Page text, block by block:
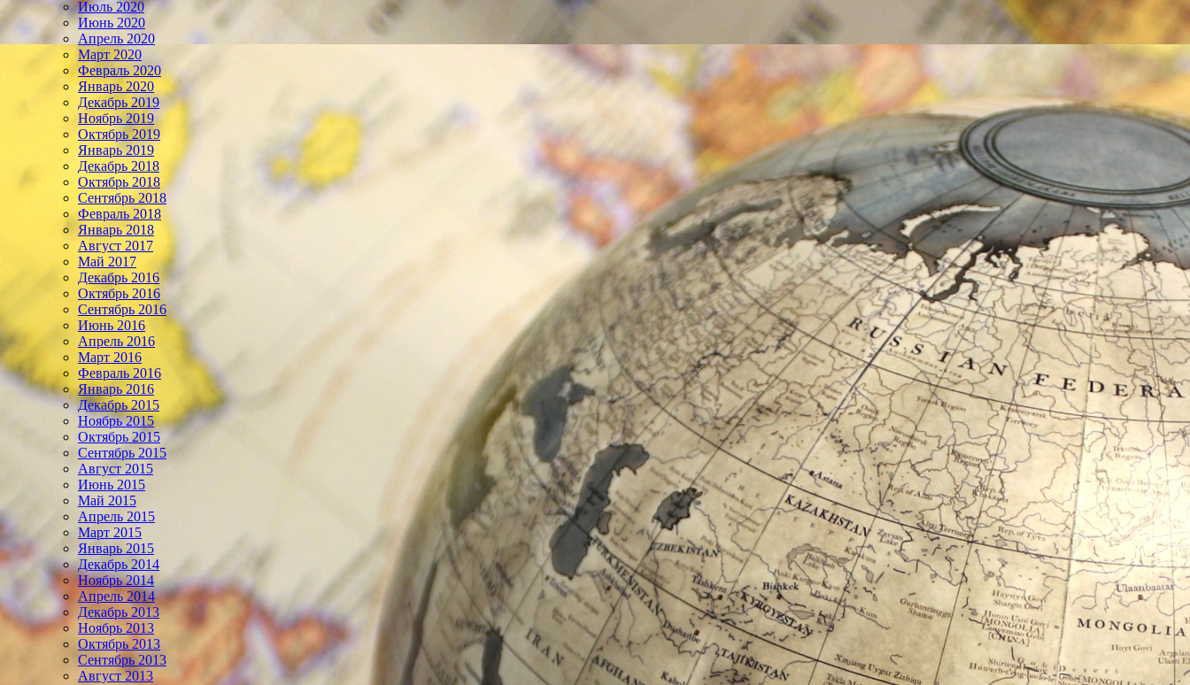
Июль 2020
Июнь 2020
Апрель 2020
Март 2020
Февраль 2020
Январь 2020
Декабрь 2019
Ноябрь 2019
Октябрь 2019
Январь 2019
Декабрь 2018
Октябрь 2018
Сентябрь 2018
Февраль 2018
Январь 2018
Август 2017
Май 2017
Декабрь 2016
Октябрь 2016
Сентябрь 2016
Июнь 2016
Апрель 2016
Март 2016
Февраль 2016
Январь 2016
Декабрь 2015
Ноябрь 2015
Октябрь 2015
Сентябрь 2015
Август 2015
Июнь 2015
Май 2015
Апрель 2015
Март 2015
Январь 2015
Декабрь 2014
Ноябрь 2014
Апрель 2014
Декабрь 2013
Ноябрь 2013
Октябрь 2013
Сентябрь 2013
Август 2013